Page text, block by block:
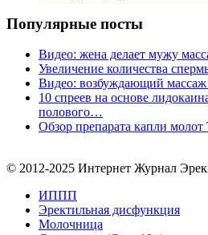
Популярные посты
Видео: жена делает мужу
Увеличение количества
Видео: возбуждающий
10 спреев на основе
полового…
Обзор препарата капли молот
© 2012-2025 Интернет Журнал
ИППП
Эректильная дисфункция
Молочница